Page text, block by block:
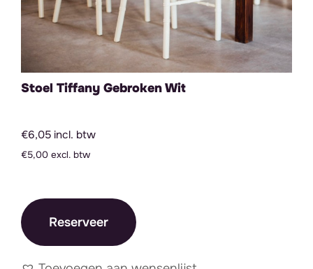
Stoel Tiffany Gebroken Wit
€6,05 incl. btw
€5,00 excl. btw
Reserveer